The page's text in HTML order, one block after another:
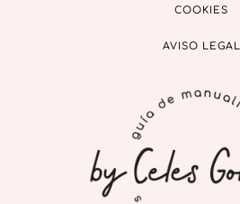
COOKIES
AVISO LEGAL